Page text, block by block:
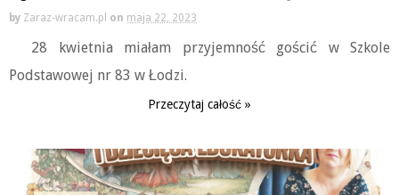
by Zaraz-wracam.pl on maja 22, 2023
28 kwietnia miałam przyjemność gościć w Szkole
Podstawowej nr 83 w Łodzi.
Przeczytaj całość »